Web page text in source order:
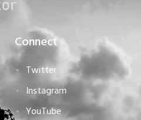
Connect
Twitter
Instagram
YouTube